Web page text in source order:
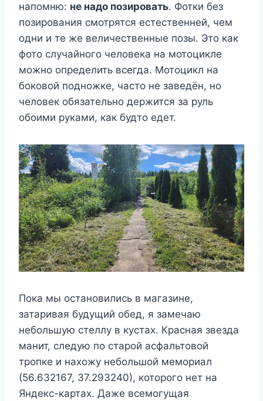
напомню: не надо позировать. Фотки без
позирования смотрятся естественней, чем
одни и те же величественные позы. Это как
фото случайного человека на мотоцикле
можно определить всегда. Мотоцикл на
боковой подножке, часто не заведён, но
человек обязательно держится за руль
обоими руками, как будто едет.
Пока мы остановились в магазине,
затаривая будущий обед, я замечаю
небольшую стеллу в кустах. Красная звезда
манит, следую по старой асфальтовой
тропке и нахожу небольшой мемориал
(56.632167, 37.293240), которого нет на
Яндекс-картах. Даже всемогущая